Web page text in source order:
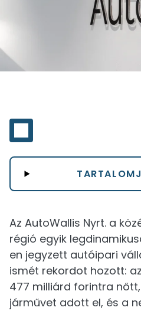
Az AutoWallis Nyrt. a
régió egyik
en jegyzett autóipari
ismét rekordot hozott:
477 milliárd forintra
járművet adott el, és a